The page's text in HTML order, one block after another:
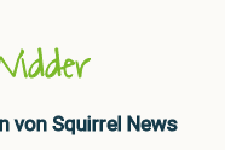
von Squirrel News